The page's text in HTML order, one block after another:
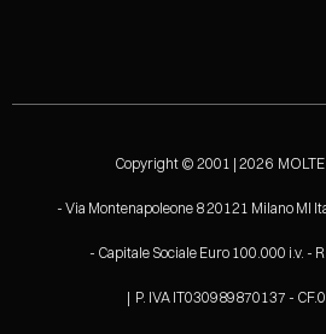
Copyright © 2001 | 2026
- Via Montenapoleone 8 20121 Milano MI
- Capitale Sociale Euro 100.000 i.v. -
| P. IVA IT030989870137 -